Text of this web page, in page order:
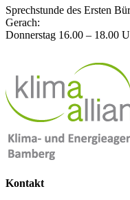
Sprechstunde des Ersten
Gerach:
Donnerstag 16.00 – 18.00
Kontakt